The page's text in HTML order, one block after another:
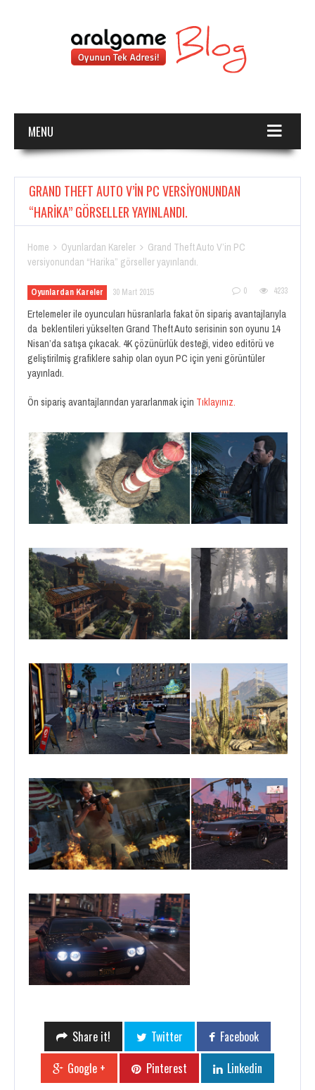
MENU
GRAND THEFT AUTO V’IN PC VERSIYONUNDAN
“HARIKA” GÖRSELLER YAYINLANDI.
Home  Oyunlardan Kareler  Grand Theft Auto V’in PC
versiyonundan “Harika” görseller yayınlandı.
Oyunlardan Kareler 30 Mart 2015 0 4233
Ertelemeler ile oyuncuları hüsranlarla fakat ön sipariş avantajlarıyla
da beklentileri yükselten Grand Theft Auto serisinin son oyunu 14
Nisan’da satışa çıkacak. 4K çözünürlük desteği, video editörü ve
geliştirilmiş grafiklere sahip olan oyun PC için yeni görüntüler
yayınladı.
Ön sipariş avantajlarından yararlanmak için Tıklayınız.
Share it! Twitter
Facebook
Google +
Pinterest Linkedin